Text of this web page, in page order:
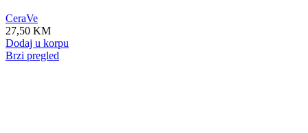
CeraVe
27,50 KM
Dodaj u korpu
Brzi pregled